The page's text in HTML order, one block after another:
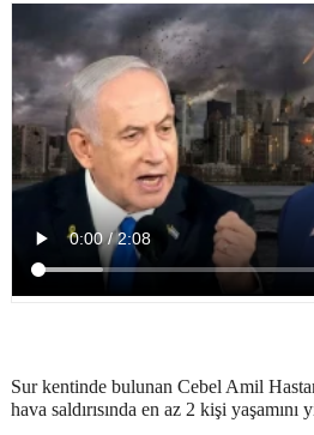
Sur kentinde bulunan Cebel Amil
hava saldırısında en az 2 kişi